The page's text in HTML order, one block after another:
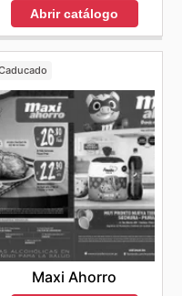
Abrir catálogo
Maxi Ahorro